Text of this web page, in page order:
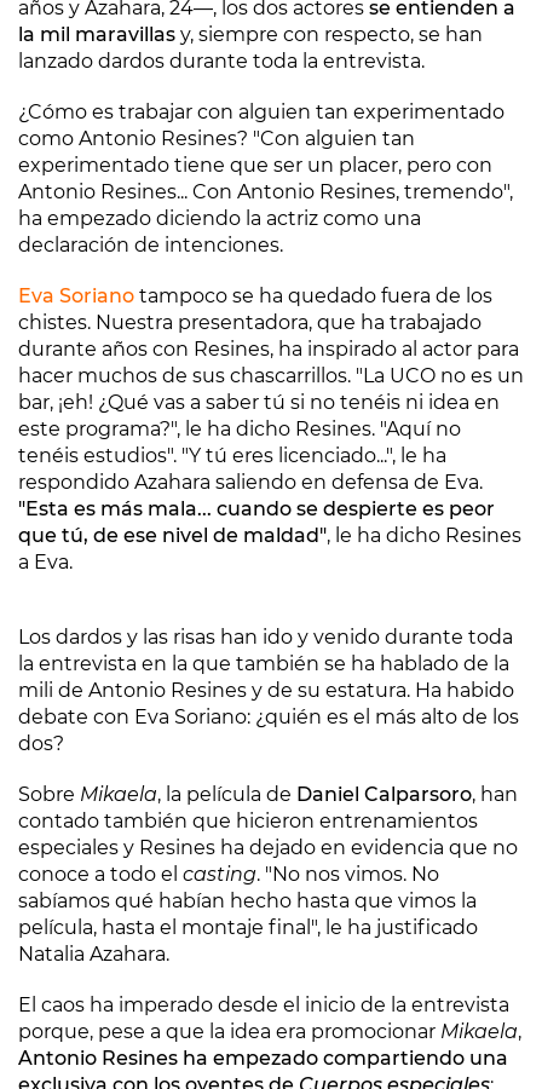
años y Azahara, 24—, los dos actores se entienden a
la mil maravillas y, siempre con respecto, se han
lanzado dardos durante toda la entrevista.
¿Cómo es trabajar con alguien tan experimentado
como Antonio Resines? "Con alguien tan
experimentado tiene que ser un placer, pero con
Antonio Resines... Con Antonio Resines, tremendo",
ha empezado diciendo la actriz como una
declaración de intenciones.
Eva Soriano tampoco se ha quedado fuera de los
chistes. Nuestra presentadora, que ha trabajado
durante años con Resines, ha inspirado al actor para
hacer muchos de sus chascarrillos. "La UCO no es un
bar, ¡eh! ¿Qué vas a saber tú si no tenéis ni idea en
este programa?", le ha dicho Resines. "Aquí no
tenéis estudios". "Y tú eres licenciado...", le ha
respondido Azahara saliendo en defensa de Eva.
"Esta es más mala... cuando se despierte es peor
que tú, de ese nivel de maldad", le ha dicho Resines
a Eva.
Los dardos y las risas han ido y venido durante toda
la entrevista en la que también se ha hablado de la
mili de Antonio Resines y de su estatura. Ha habido
debate con Eva Soriano: ¿quién es el más alto de los
dos?
Sobre Mikaela, la película de Daniel Calparsoro, han
contado también que hicieron entrenamientos
especiales y Resines ha dejado en evidencia que no
conoce a todo el casting. "No nos vimos. No
sabíamos qué habían hecho hasta que vimos la
película, hasta el montaje final", le ha justificado
Natalia Azahara.
El caos ha imperado desde el inicio de la entrevista
porque, pese a que la idea era promocionar Mikaela,
Antonio Resines ha empezado compartiendo una